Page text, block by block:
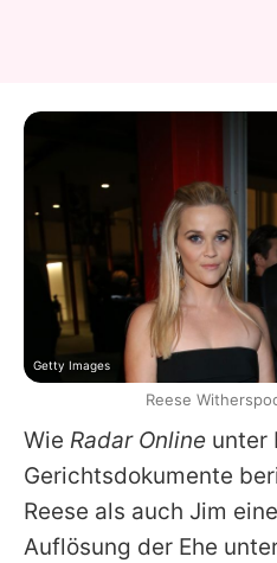
Wie Radar Online unter
Gerichtsdokumente
Reese als auch Jim
Auflösung der Ehe
Getty Images
Reese